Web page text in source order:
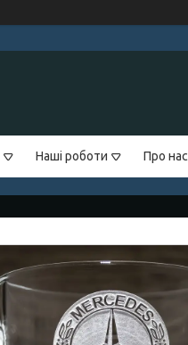
Наші роботи Про нас